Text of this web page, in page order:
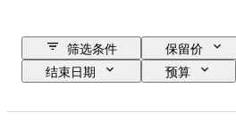
筛选条件 保留价
结束日期
预算